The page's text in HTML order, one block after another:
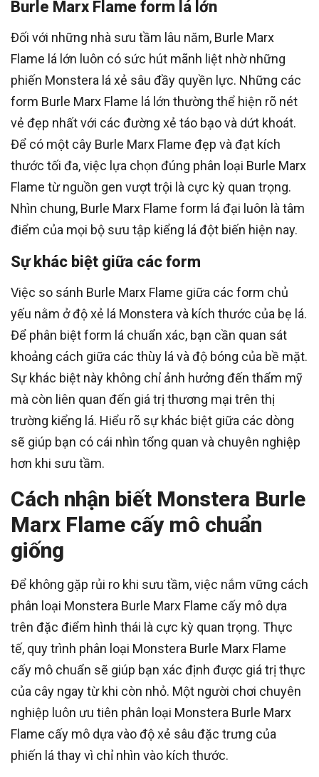
Burle Marx Flame form lá lớn
Đối với những nhà sưu tầm lâu năm, Burle Marx
Flame lá lớn luôn có sức hút mãnh liệt nhờ những
phiến Monstera lá xẻ sâu đầy quyền lực. Những các
form Burle Marx Flame lá lớn thường thể hiện rõ nét
vẻ đẹp nhất với các đường xẻ táo bạo và dứt khoát.
Để có một cây Burle Marx Flame đẹp và đạt kích
thước tối đa, việc lựa chọn đúng phân loại Burle Marx
Flame từ nguồn gen vượt trội là cực kỳ quan trọng.
Nhìn chung, Burle Marx Flame form lá đại luôn là tâm
điểm của mọi bộ sưu tập kiểng lá đột biến hiện nay.
Sự khác biệt giữa các form
Việc so sánh Burle Marx Flame giữa các form chủ
yếu nằm ở độ xẻ lá Monstera và kích thước của bẹ lá.
Để phân biệt form lá chuẩn xác, bạn cần quan sát
khoảng cách giữa các thùy lá và độ bóng của bề mặt.
Sự khác biệt này không chỉ ảnh hưởng đến thẩm mỹ
mà còn liên quan đến giá trị thương mại trên thị
trường kiểng lá. Hiểu rõ sự khác biệt giữa các dòng
sẽ giúp bạn có cái nhìn tổng quan và chuyên nghiệp
hơn khi sưu tầm.
Cách nhận biết Monstera Burle
Marx Flame cấy mô chuẩn
giống
Để không gặp rủi ro khi sưu tầm, việc nắm vững cách
phân loại Monstera Burle Marx Flame cấy mô dựa
trên đặc điểm hình thái là cực kỳ quan trọng. Thực
tế, quy trình phân loại Monstera Burle Marx Flame
cấy mô chuẩn sẽ giúp bạn xác định được giá trị thực
của cây ngay từ khi còn nhỏ. Một người chơi chuyên
nghiệp luôn ưu tiên phân loại Monstera Burle Marx
Flame cấy mô dựa vào độ xẻ sâu đặc trưng của
phiến lá thay vì chỉ nhìn vào kích thước.